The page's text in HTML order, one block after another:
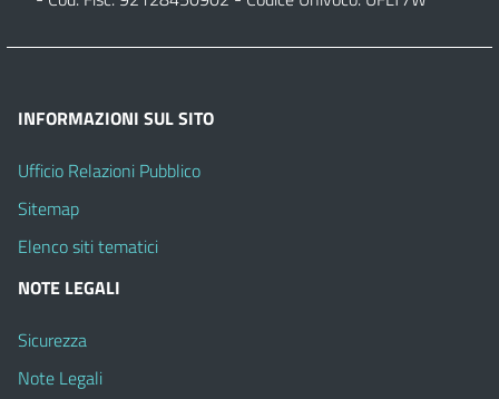
INFORMAZIONI SUL SITO
Ufficio Relazioni Pubblico
Sitemap
Elenco siti tematici
NOTE LEGALI
Sicurezza
Note Legali